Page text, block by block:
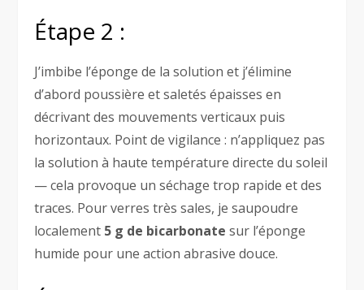
Étape 2 :
J’imbibe l’éponge de la solution et j’élimine
d’abord poussière et saletés épaisses en
décrivant des mouvements verticaux puis
horizontaux. Point de vigilance : n’appliquez pas
la solution à haute température directe du soleil
— cela provoque un séchage trop rapide et des
traces. Pour verres très sales, je saupoudre
localement 5 g de bicarbonate sur l’éponge
humide pour une action abrasive douce.